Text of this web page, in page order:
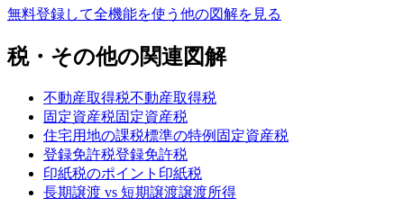
無料登録して全機能を使う 他の図解を見る
税・その他の関連図解
不動産取得税不動産取得税
固定資産税固定資産税
住宅用地の課税標準の特例 固定資産税
登録免許税登録免許税
印紙税のポイント 印紙税
長期譲渡 vs 短期譲渡譲渡所得